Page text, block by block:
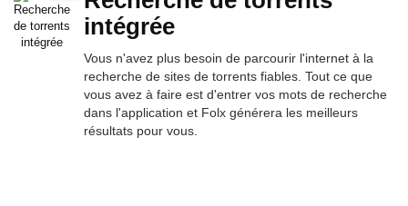
intégrée
Vous n'avez plus besoin de parcourir l'internet à la
recherche de sites de torrents fiables. Tout ce que
vous avez à faire est d'entrer vos mots de recherche
dans l'application et Folx générera les meilleurs
résultats pour vous.